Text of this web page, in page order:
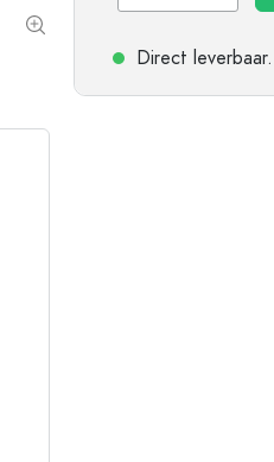
Gistingsflessen & Mandflessen
Direct leverbaar.